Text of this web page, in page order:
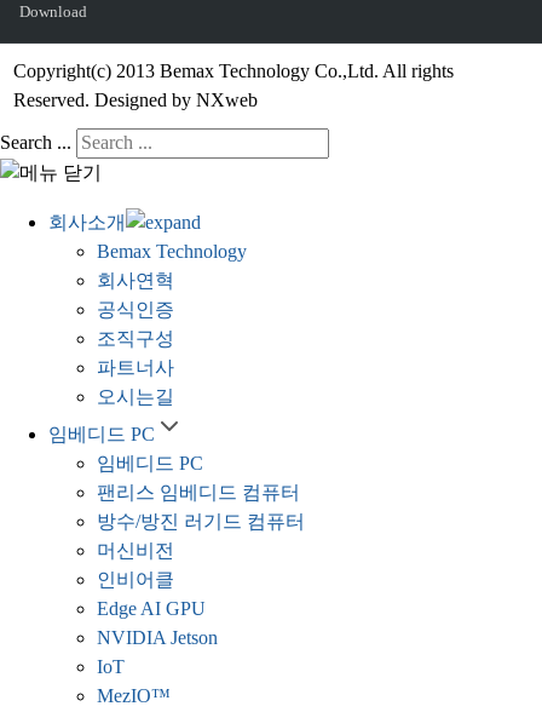
Download
Copyright(c) 2013 Bemax Technology Co.,Ltd. All rights
Reserved. Designed by NXweb
Search ...
회사소개
Bemax Technology
회사연혁
공식인증
조직구성
파트너사
오시는길
임베디드 PC
임베디드 PC
팬리스 임베디드 컴퓨터
방수/방진 러기드 컴퓨터
머신비전
인비어클
Edge AI GPU
NVIDIA Jetson
IoT
MezIO™